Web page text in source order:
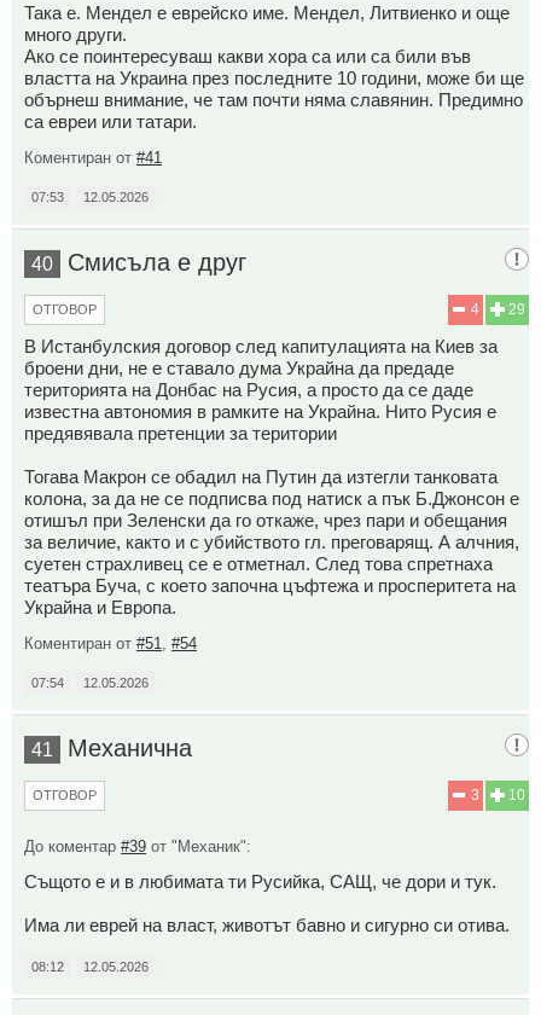
Така е. Мендел е еврейско име. Мендел, Литвиенко и още
много други.
Ако се поинтересуваш какви хора са или са били във
властта на Украина през последните 10 години, може би ще
обърнеш внимание, че там почти няма славянин. Предимно
са евреи или татари.
Коментиран от #41
07:53 12.05.2026
40 Смисъла е друг
29
4
ОТГОВОР
В Истанбулския договор след капитулацията на Киев за
броени дни, не е ставало дума Украйна да предаде
територията на Донбас на Русия, а просто да се даде
известна автономия в рамките на Украйна. Нито Русия е
предявявала претенции за територии
Тогава Макрон се обадил на Путин да изтегли танковата
колона, за да не се подписва под натиск а пък Б.Джонсон е
отишъл при Зеленски да го откаже, чрез пари и обещания
за величие, както и с убийството гл. преговарящ. А алчния,
суетен страхливец се е отметнал. След това спретнаха
театъра Буча, с което започна цъфтежа и просперитета на
Украйна и Европа.
Коментиран от #51 #54
07:54 12.05.2026
41 Механична
10
3
ОТГОВОР
До коментар #39 от "Механик":
Същото е и в любимата ти Русийка, САЩ, че дори и тук.
Има ли еврей на власт, животът бавно и сигурно си отива.
08:12 12.05.2026